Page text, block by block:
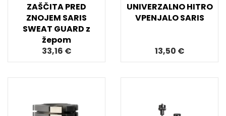
ZAŠČITA PRED
ZNOJEM SARIS
SWEAT GUARD z
žepom
33,16 €
UNIVERZALNO HITRO
VPENJALO SARIS
13,50 €